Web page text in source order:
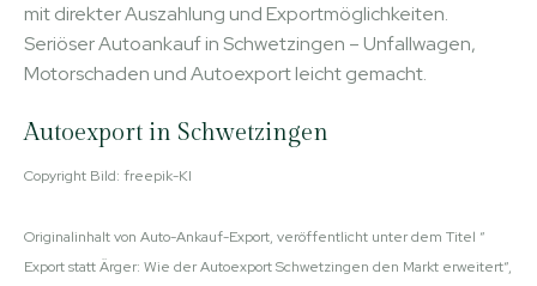
mit direkter Auszahlung und Exportmöglichkeiten.
Seriöser Autoankauf in Schwetzingen – Unfallwagen,
Motorschaden und Autoexport leicht gemacht.
Autoexport in Schwetzingen
Copyright Bild: freepik-KI
Originalinhalt von Auto-Ankauf-Export, veröffentlicht unter dem Titel “
Export statt Ärger: Wie der Autoexport Schwetzingen den Markt erweitert“,